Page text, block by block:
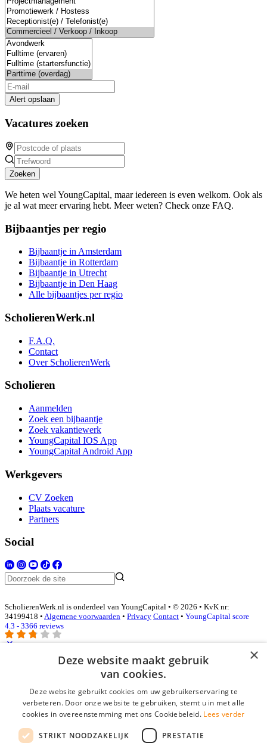
Alert opslaan
Vacatures zoeken
Zoeken
We heten wel YoungCapital, maar iedereen is even welkom. Ook als
je al wat meer ervaring hebt. Meer weten? Check onze FAQ.
Bijbaantjes per regio
Bijbaantje in Amsterdam
Bijbaantje in Rotterdam
Bijbaantje in Utrecht
Bijbaantje in Den Haag
Alle bijbaantjes per regio
ScholierenWerk.nl
F.A.Q.
Contact
Over ScholierenWerk
Scholieren
Aanmelden
Zoek een bijbaantje
Zoek vakantiewerk
YoungCapital IOS App
YoungCapital Android App
Werkgevers
CV Zoeken
Plaats vacature
Partners
Social
ScholierenWerk.nl is onderdeel van YoungCapital • © 2026 • KvK nr:
34199418 • Algemene voorwaarden • Privacy Contact • YoungCapital score
4.3 - 3366 reviews
Inloggen als bedrijf
E-mail*
Wachtwoord
login gegevens onthouden
×
Deze website maakt gebruik
van cookies.
Deze website gebruikt cookies om uw gebruikerservaring te
verbeteren. Door onze website te gebruiken, stemt u in met alle
cookies in overeenstemming met ons Cookiebeleid. Lees verder
STRIKT NOODZAKELIJK PRESTATIE